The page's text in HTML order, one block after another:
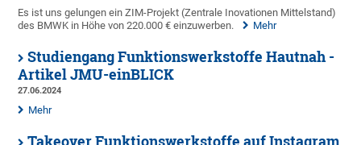
Es ist uns gelungen ein ZIM-Projekt (Zentrale Inovationen Mittelstand)
des BMWK in Höhe von 220.000 € einzuwerben.
Mehr
Studiengang Funktionswerkstoffe Hautnah -
Artikel JMU-einBLICK
27.06.2024
Mehr
Takeover Funktionswerkstoffe auf Instagram